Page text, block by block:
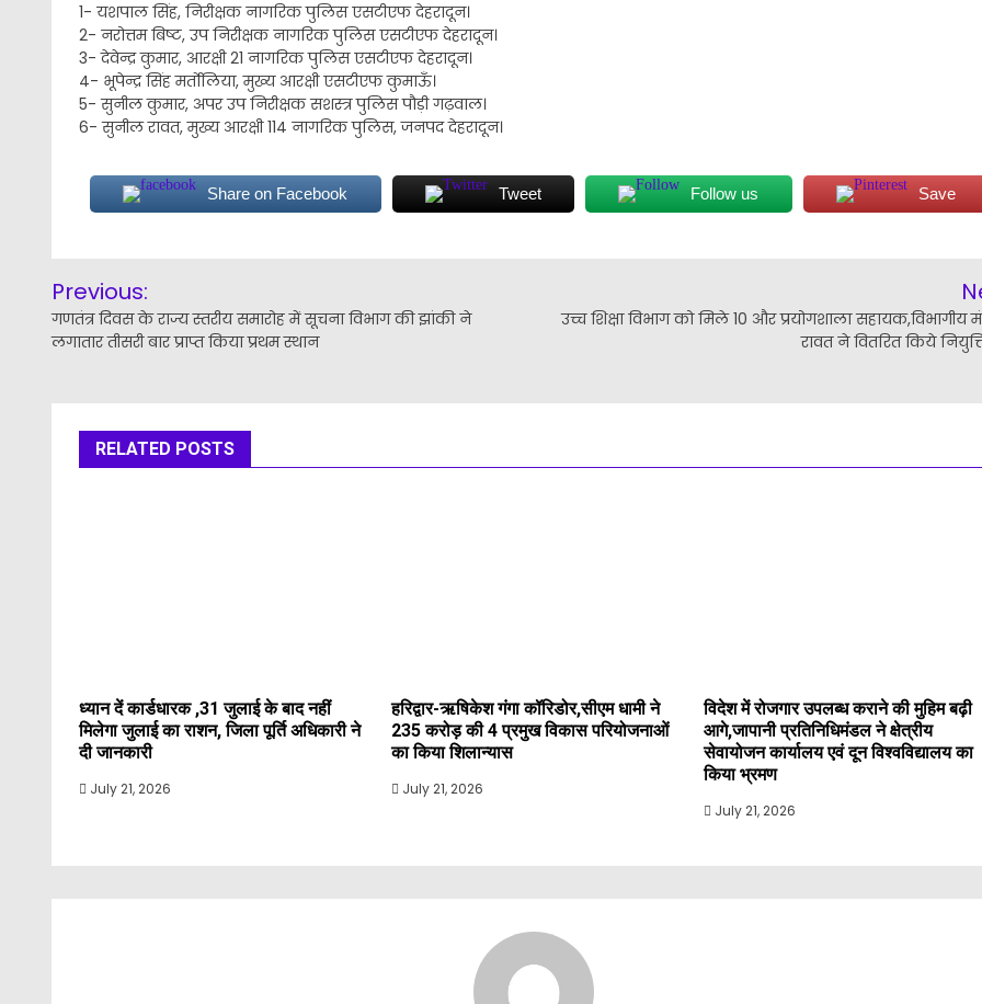
1- यशपाल सिंह, निरीक्षक नागरिक पुलिस एसटीएफ देहरादून।
2- नरोत्तम बिष्ट, उप निरीक्षक नागरिक पुलिस एसटीएफ देहरादून।
3- देवेन्द्र कुमार, आरक्षी 21 नागरिक पुलिस एसटीएफ देहरादून।
4- भूपेन्द्र सिंह मर्ताेलिया, मुख्य आरक्षी एसटीएफ कुमाऊँ।
5- सुनील कुमार, अपर उप निरीक्षक सशस्त्र पुलिस पौड़ी गढ़वाल।
6- सुनील रावत, मुख्य आरक्षी 114 नागरिक पुलिस, जनपद देहरादून।
Share on Facebook Tweet Follow us Save
navigation
Previous:
गणतंत्र दिवस के राज्य स्तरीय समारोह में सूचना विभाग की झांकी ने
लगातार तीसरी बार प्राप्त किया प्रथम स्थान
उच्च शिक्षा विभाग को मिले 10 और प्रयोगशाला सहायक,विभागीय
रावत ने वितरित किये
RELATED POSTS
ध्यान दें कार्डधारक ,31 जुलाई के बाद नहीं
मिलेगा जुलाई का राशन, जिला पूर्ति अधिकारी ने
दी जानकारी
July 21, 2026
हरिद्वार-ऋषिकेश गंगा कॉरिडोर,सीएम धामी ने
235 करोड़ की 4 प्रमुख विकास परियोजनाओं
का किया शिलान्यास
July 21, 2026
विदेश में रोजगार उपलब्ध कराने की मुहिम बढ़ी
आगे,जापानी प्रतिनिधिमंडल ने क्षेत्रीय
सेवायोजन कार्यालय एवं दून विश्वविद्यालय का
किया भ्रमण
July 21, 2026